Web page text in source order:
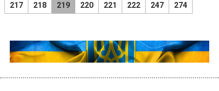
217
218 219 220 221 222 247 274